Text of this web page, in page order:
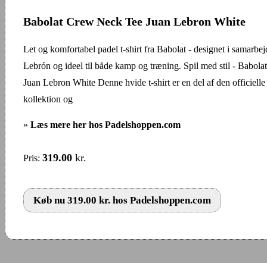
Babolat Crew Neck Tee Juan Lebron White
Let og komfortabel padel t-shirt fra Babolat - designet i
Lebrón og ideel til både kamp og træning. Spil med stil -
Juan Lebron White Denne hvide t-shirt er en del af den
kollektion og
» Læs mere her hos Padelshoppen.com
Pris: 319.00 kr.
Køb nu 319.00 kr. hos Padelshoppen.com